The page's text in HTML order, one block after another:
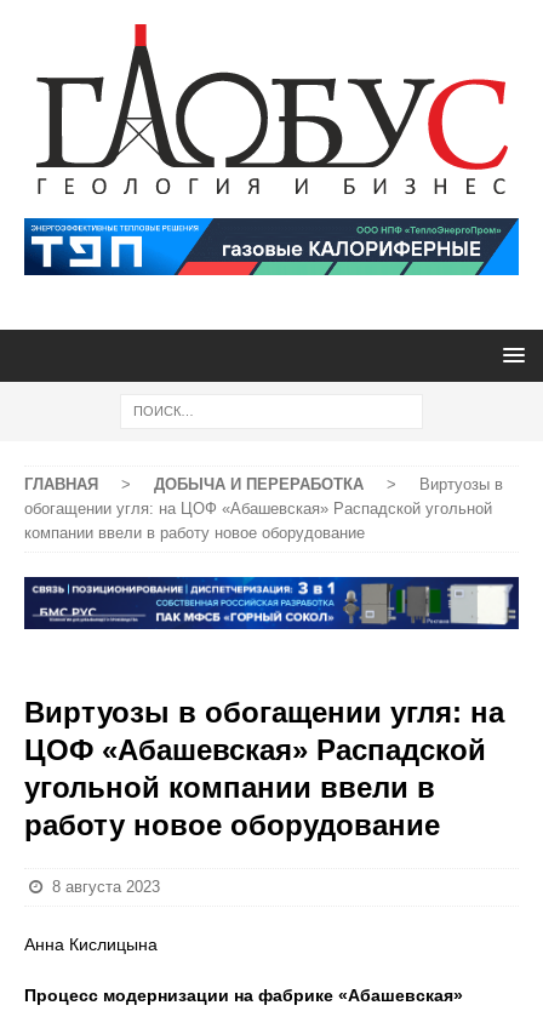
ГЛАВНАЯ > ДОБЫЧА И ПЕРЕРАБОТКА >
Виртуозы в
обогащении угля: на ЦОФ «Абашевская» Распадской угольной
компании ввели в работу новое оборудование
Виртуозы в обогащении угля: на
ЦОФ «Абашевская» Распадской
угольной компании ввели в
работу новое оборудование
8 августа 2023
Анна Кислицына
Процесс модернизации на фабрике «Абашевская»